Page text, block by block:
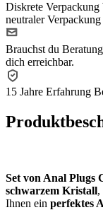
Diskrete Verpackung
neutraler
Brauchst du
dich erreichbar.
15 Jahre Erfahrung
Set von Anal Plugs
schwarzem Kristall,
Ihnen ein perfektes